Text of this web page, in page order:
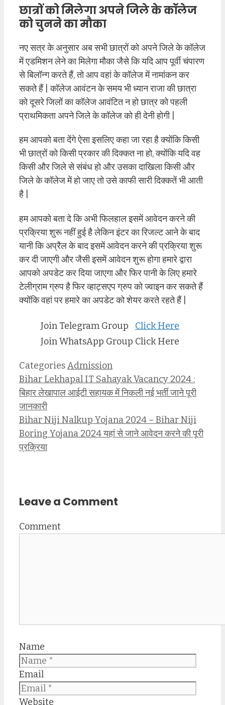
छात्रों को मिलेगा अपने जिले के कॉलेज
को चुनने का मौका
नए सत्र के अनुसार अब सभी छात्रों को अपने जिले के कॉलेज
में एडमिशन लेने का मिलेगा मौका जैसे कि यदि आप पूर्वी चंपारण
से बिलॉन्ग करते हैं, तो आप वहां के कॉलेज में नामांकन कर
सकते हैं | कॉलेज आवंटन के समय भी ध्यान राजा की छात्रा
को दूसरे जिलों का कॉलेज आवंटित न हो छात्र को पहली
प्राथमिकता अपने जिले के कॉलेज को ही देनी होगी |
हम आपको बता देंगे ऐसा इसलिए कहा जा रहा है क्योंकि किसी
भी छात्रों को किसी प्रकार की दिक्कत ना हो, क्योंकि यदि वह
किसी और जिले से संबंध हो और उसका दाखिला किसी और
जिले के कॉलेज में हो जाए तो उसे काफी सारी दिक्कतें भी आती
है |
हम आपको बता दे कि अभी फिलहाल इसमें आवेदन करने की
प्रक्रिया शुरू नहीं हुई है लेकिन इंटर का रिजल्ट आने के बाद
यानी कि अप्रैल के बाद इसमें आवेदन करने की प्रक्रिया शुरू
कर दी जाएगी और जैसी इसमें आवेदन शुरू होगा हमारे द्वारा
आपको अपडेट कर दिया जाएगा और फिर पानी के लिए हमारे
टेलीग्राम ग्रुप है फिर व्हाट्सएप ग्रुप को ज्वाइन कर सकते हैं
क्योंकि वहां पर हमारे का अपडेट को शेयर करते रहते हैं |
Join Telegram Group
Click Here
Join WhatsApp Group Click Here
CategoriesAdmission
Bihar Lekhapal IT Sahayak Vacancy 2024 :
बिहार लेखापाल आईटी सहायक में निकली नई भर्ती जाने पूरी
जानकारी
Bihar Niji Nalkup Yojana 2024 – Bihar Niji
Boring Yojana 2024 यहां से जाने आवेदन करने की पूरी
प्रक्रिया
Leave a Comment
Comment
Name
Email
Website